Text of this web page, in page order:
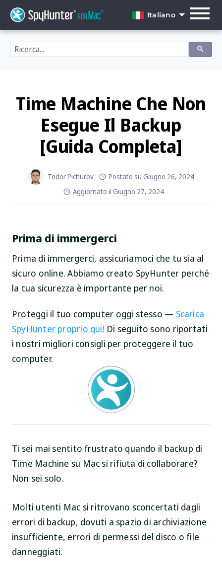
content
Italiano
English
Français
Italiano
Nederlands
Norsk
Português
Time Machine Che Non
Esegue Il Backup
[Guida Completa]
Todor Pichurov Postato su Giugno 26, 2024
Aggiornato il Giugno 27, 2024
Prima di immergerci
Prima di immergerci, assicuriamoci che tu sia al
sicuro online. Abbiamo creato SpyHunter perché
la tua sicurezza è importante per noi.
Proteggi il tuo computer oggi stesso — Scarica
SpyHunter proprio qui! Di seguito sono riportati
i nostri migliori consigli per proteggere il tuo
computer.
Ti sei mai sentito frustrato quando il backup di
Time Machine su Mac si rifiuta di collaborare?
Non sei solo.
Molti utenti Mac si ritrovano sconcertati dagli
errori di backup, dovuti a spazio di archiviazione
insufficiente, errori di permessi del disco o file
danneggiati.